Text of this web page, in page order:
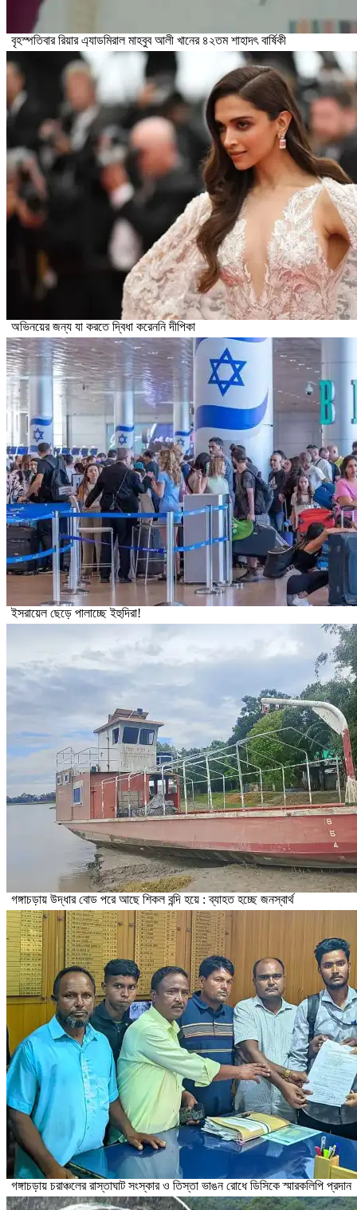
বৃহস্পতিবার রিয়ার এ্যাডমিরাল মাহবুব আলী খানের ৪২তম শাহাদৎ বার্ষিকী
অভিনয়ের জন্য যা করতে দ্বিধা করেননি দীপিকা
ইসরায়েল ছেড়ে পালাচ্ছে ইহুদিরা!
গঙ্গাচড়ায় উদ্ধার বোড পরে আছে শিকল বন্দি হয়ে : ব্যাহত হচ্ছে জনস্বার্থ
গঙ্গাচড়ায় চরাঞ্চলের রাস্তাঘাট সংস্কার ও তিস্তা ভাঙন রোধে ডিসিকে স্মারকলিপি প্রদান